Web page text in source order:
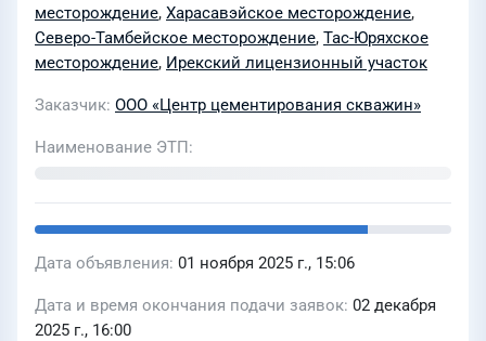
месторождение, Харасавэйское месторождение,
Северо-Тамбейское месторождение, Тас-Юряхское
месторождение, Ирекский лицензионный участок
Заказчик ООО «Центр цементирования скважин»
Наименование ЭТП
Дата объявления 01 ноября 2025 г., 15:06
Дата и время окончания подачи заявок 02 декабря
2025 г., 16:00